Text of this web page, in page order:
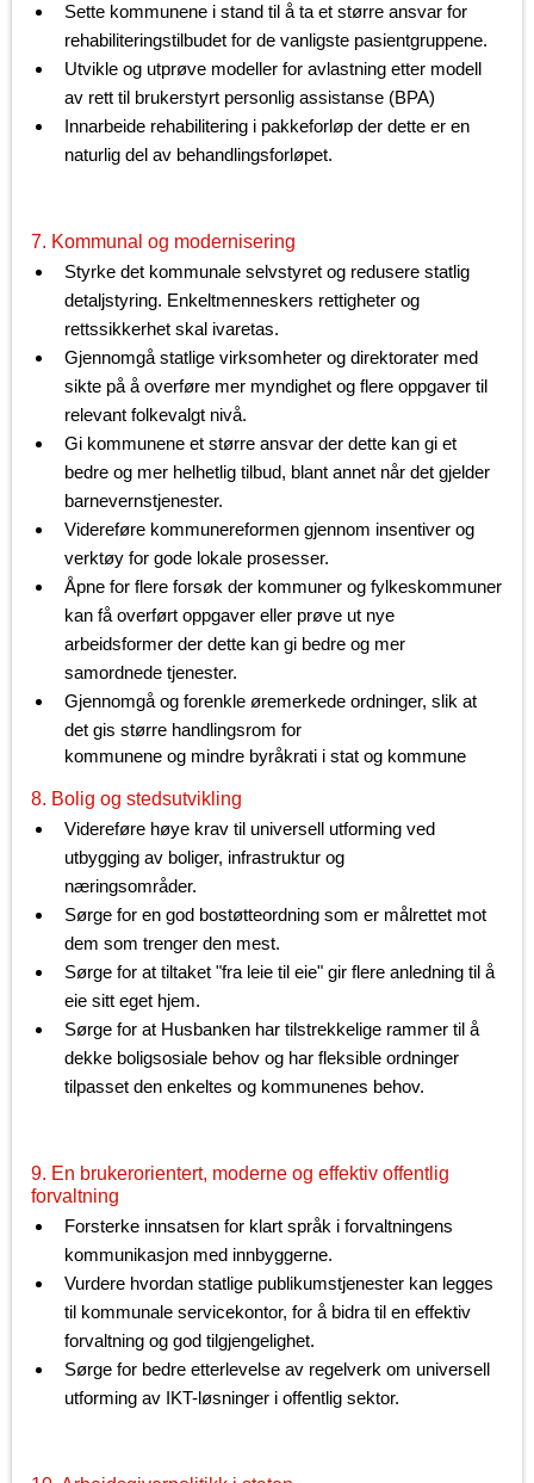
Sette kommunene i stand til å ta et større ansvar for
rehabiliteringstilbudet for de vanligste pasientgruppene.
Utvikle og utprøve modeller for avlastning etter modell
av rett til brukerstyrt personlig assistanse (BPA)
Innarbeide rehabilitering i pakkeforløp der dette er en
naturlig del av behandlingsforløpet.
7. Kommunal og modernisering
Styrke det kommunale selvstyret og redusere statlig
detaljstyring. Enkeltmenneskers rettigheter og
rettssikkerhet skal ivaretas.
Gjennomgå statlige virksomheter og direktorater med
sikte på å overføre mer myndighet og flere oppgaver til
relevant folkevalgt nivå.
Gi kommunene et større ansvar der dette kan gi et
bedre og mer helhetlig tilbud, blant annet når det gjelder
barnevernstjenester.
Videreføre kommunereformen gjennom insentiver og
verktøy for gode lokale prosesser.
Åpne for flere forsøk der kommuner og fylkeskommuner
kan få overført oppgaver eller prøve ut nye
arbeidsformer der dette kan gi bedre og mer
samordnede tjenester.
Gjennomgå og forenkle øremerkede ordninger, slik at
det gis større handlingsrom for
kommunene og mindre byråkrati i stat og kommune
8. Bolig og stedsutvikling
Videreføre høye krav til universell utforming ved
utbygging av boliger, infrastruktur og
næringsområder.
Sørge for en god bostøtteordning som er målrettet mot
dem som trenger den mest.
Sørge for at tiltaket "fra leie til eie" gir flere anledning til å
eie sitt eget hjem.
Sørge for at Husbanken har tilstrekkelige rammer til å
dekke boligsosiale behov og har fleksible ordninger
tilpasset den enkeltes og kommunenes behov.
9. En brukerorientert, moderne og effektiv offentlig
forvaltning
Forsterke innsatsen for klart språk i forvaltningens
kommunikasjon med innbyggerne.
Vurdere hvordan statlige publikumstjenester kan legges
til kommunale servicekontor, for å bidra til en effektiv
forvaltning og god tilgjengelighet.
Sørge for bedre etterlevelse av regelverk om universell
utforming av IKT-løsninger i offentlig sektor.